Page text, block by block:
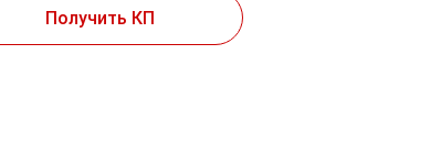
Получить КП